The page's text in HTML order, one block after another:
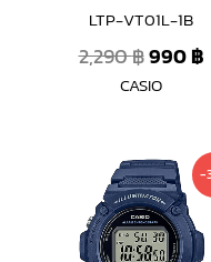
LTP-VT01L-1B
2,290฿990฿
CASIO
-
price
was:
1,300 ฿.